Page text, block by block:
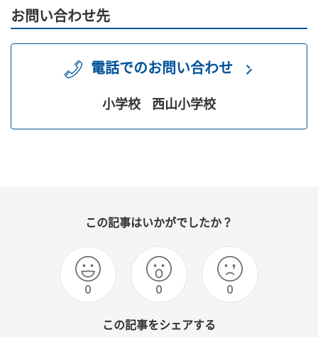
お問い合わせ先
電話でのお問い合わせ
小学校 西山小学校
この記事はいかがでしたか？
0 0 0
この記事をシェアする